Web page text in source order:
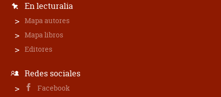
En lecturalia
Mapa autores
Mapa libros
Editores
Redes sociales
Facebook